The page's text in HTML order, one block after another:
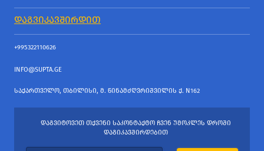
ᲓᲐᲒᲕᲘᲙᲐᲕᲨᲘᲠᲓᲘᲗ
+995322110626
INFO@SUPTA.GE
ᲡᲐᲥᲐᲠᲗᲕᲔᲚᲝ, ᲗᲑᲘᲚᲘᲡᲘ, Მ. ᲬᲘᲜᲐᲛᲫᲦᲕᲠᲘᲨᲕᲘᲚᲘᲡ Ქ. N162
ᲓᲐᲒᲕᲘᲢᲝᲕᲔᲗ ᲗᲥᲕᲔᲜᲘ ᲡᲐᲙᲝᲜᲢᲐᲥᲢᲝ ᲩᲕᲔᲜ ᲣᲛᲝᲙᲚᲔᲡ ᲓᲠᲝᲨᲘ
ᲓᲐᲒᲘᲙᲐᲕᲨᲘᲠᲓᲔᲑᲘᲗ